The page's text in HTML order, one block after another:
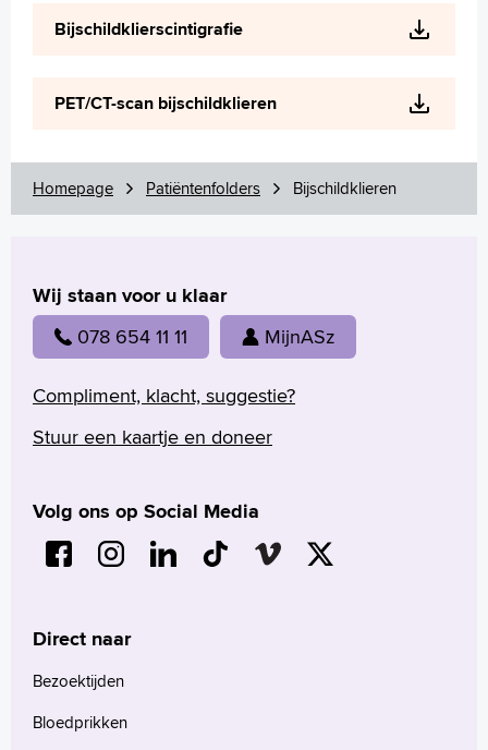
Language
English
Français
Arabisch
Bijschildklierscintigrafie
PET/CT-scan bijschildklieren
Homepage Patiëntenfolders Bijschildklieren
Wij staan voor u klaar
078 654 11 11 MijnASz
Compliment, klacht, suggestie?
Stuur een kaartje en doneer
Volg ons op Social Media
Direct naar
Bezoektijden
Bloedprikken